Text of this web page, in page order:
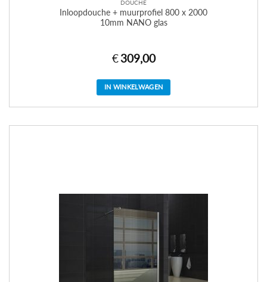
DOUCHE
Inloopdouche + muurprofiel 800 x 2000
10mm NANO glas
€ 309,00
IN WINKELWAGEN